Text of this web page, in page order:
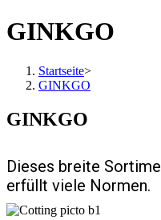
GINKGO
Startseite>
GINKGO
GINKGO
Dieses breite
erfüllt viele Normen.